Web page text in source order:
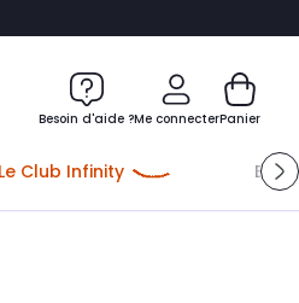
chatbot
Besoin d'aide ?Me connecterPanier
Le Club Infinity